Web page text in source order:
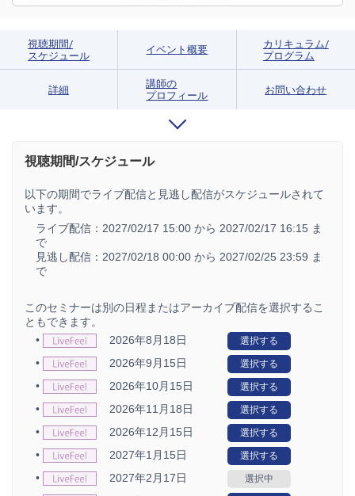
視聴期間/
スケジュール
イベント概要
カリキュラム/
プログラム
詳細
講師の
プロフィール
お問い合わせ
視聴期間/スケジュール
以下の期間でライブ配信と見逃し配信がスケジュールされて
います。
ライブ配信： 2027/02/17 15:00 から 2027/02/17 16:15 ま
で
見逃し配信： 2027/02/18 00:00 から 2027/02/25 23:59 ま
で
このセミナーは別の日程またはアーカイブ配信を選択するこ
ともできます。
•
2026年8月18日 選択する
• 2026年9月15日 選択する
• 2026年10月15日 選択する
• 2026年11月18日 選択する
• 2026年12月15日 選択する
• 2027年1月15日 選択する
• 2027年2月17日 選択中